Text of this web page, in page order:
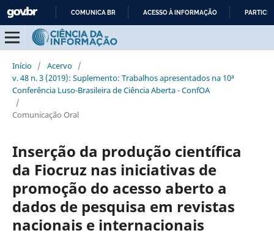
COMUNICA BR ACESSO À INFORMAÇÃO
Início / Acervo /
v. 48 n. 3 (2019): Suplemento: Trabalhos apresentados na 10ª
Conferência Luso-Brasileira de Ciência Aberta - ConfOA
/
Comunicação Oral
Inserção da produção científica
da Fiocruz nas iniciativas de
promoção do acesso aberto a
dados de pesquisa em revistas
nacionais e internacionais